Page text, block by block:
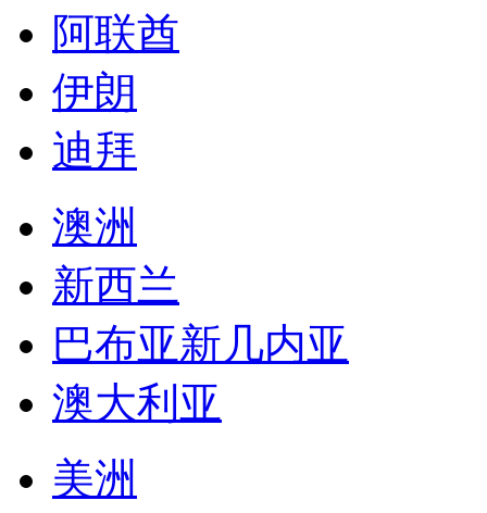
阿联酋
伊朗
迪拜
澳洲
新西兰
巴布亚新几内亚
澳大利亚
美洲